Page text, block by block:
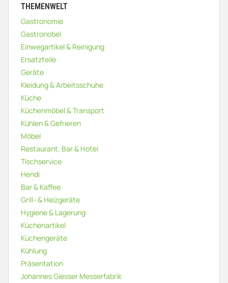
THEMENWELT
Gastronomie
Gastronobel
Einwegartikel & Reinigung
Ersatzteile
Geräte
Kleidung & Arbeitsschuhe
Küche
Küchenmöbel & Transport
Kühlen & Gefrieren
Möbel
Restaurant, Bar & Hotel
Tischservice
Hendi
Bar & Kaffee
Grill- & Heizgeräte
Hygiene & Lagerung
Küchenartikel
Küchengeräte
Kühlung
Präsentation
Johannes Giesser Messerfabrik